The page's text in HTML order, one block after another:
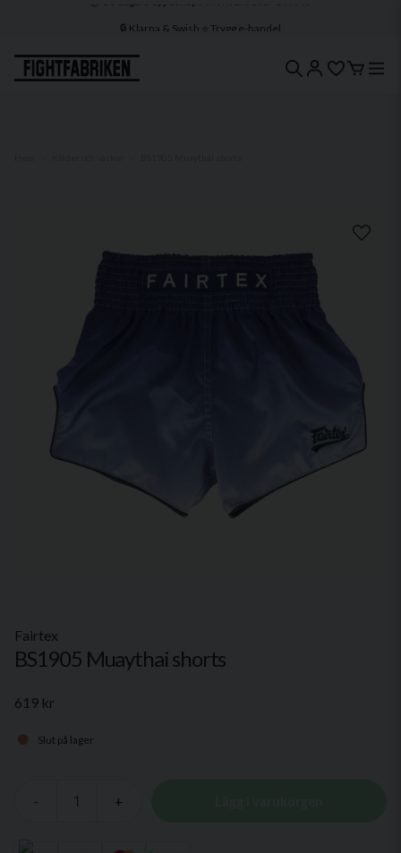
🔒 Klarna & Swish ⭐ Trygg e-handel
Fairtex
BS1905 Muaythai shorts
619 kr
Slut på lager
- +